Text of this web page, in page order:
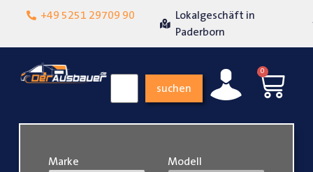
+49 5251 29709 90
Lokalgeschäft in
Über 15 Jahre Erfahrung
suchen
0
Marke Modell